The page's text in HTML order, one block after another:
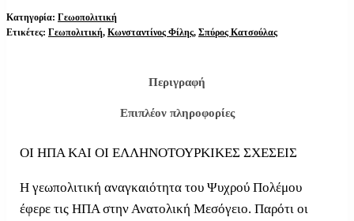
ποσότητα
Κατηγορία: Γεωοπολιτική
Ετικέτες: Γεωπολιτική, Κωνσταντίνος Φίλης, Σπύρος Κατσούλας
Περιγραφή
Επιπλέον πληροφορίες
ΟΙ ΗΠΑ ΚΑΙ ΟΙ ΕΛΛΗΝΟΤΟΥΡΚΙΚΕΣ ΣΧΕΣΕΙΣ
Η γεωπολιτική αναγκαιότητα του Ψυχρού Πολέμου
έφερε τις ΗΠΑ στην Ανατολική Μεσόγειο. Παρότι οι